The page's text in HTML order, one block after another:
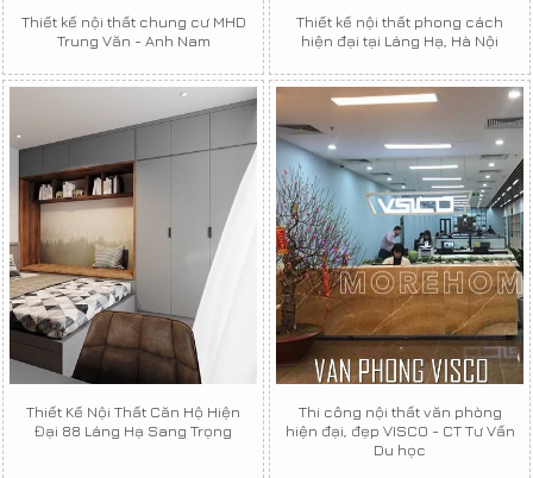
Thiết kế nội thất chung cư MHD
Trung Văn - Anh Nam
Thiết kế nội thất phong cách
hiện đại tại Láng Hạ, Hà Nội
Thiết Kế Nội Thất Căn Hộ Hiện
Đại 88 Láng Hạ Sang Trọng
Thi công nội thất văn phòng
hiện đại, đẹp VISCO - CT Tư Vấn
Du học